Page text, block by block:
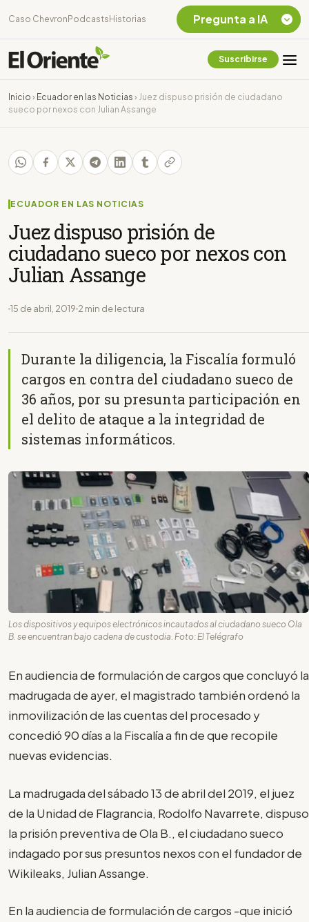
Caso Chevron Podcasts Historias
Suscribirse
Inicio › Ecuador en las Noticias › Juez dispuso prisión de ciudadano
sueco por nexos con Julian Assange
ECUADOR EN LAS NOTICIAS
Juez dispuso prisión de
ciudadano sueco por nexos con
Julian Assange
15 de abril, 2019 2 min de lectura
Durante la diligencia, la Fiscalía formuló
cargos en contra del ciudadano sueco de
36 años, por su presunta participación en
el delito de ataque a la integridad de
sistemas informáticos.
Los dispositivos y equipos electrónicos incautados al ciudadano sueco Ola
B. se encuentran bajo cadena de custodia. Foto: El Telégrafo
En audiencia de formulación de cargos que concluyó la
madrugada de ayer, el magistrado también ordenó la
inmovilización de las cuentas del procesado y
concedió 90 días a la Fiscalía a fin de que recopile
nuevas evidencias.
La madrugada del sábado 13 de abril del 2019, el juez
de la Unidad de Flagrancia, Rodolfo Navarrete, dispuso
la prisión preventiva de Ola B., el ciudadano sueco
indagado por sus presuntos nexos con el fundador de
Wikileaks, Julian Assange.
En la audiencia de formulación de cargos -que inició
Pregunta a IA
Chevron Ecuador